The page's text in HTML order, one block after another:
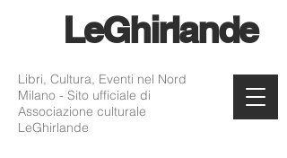
LeGhirlande
Libri, Cultura, Eventi nel Nord
Milano - Sito ufficiale di
Associazione culturale
LeGhirlande